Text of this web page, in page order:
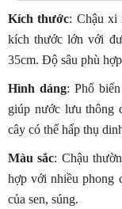
Kích thước: Chậu xi
kích thước lớn với
35cm. Độ sâu phù
Hình dáng: Phổ
giúp nước lưu thông
cây có thể hấp thụ
Màu sắc: Chậu
hợp với nhiều phong
của sen, súng.